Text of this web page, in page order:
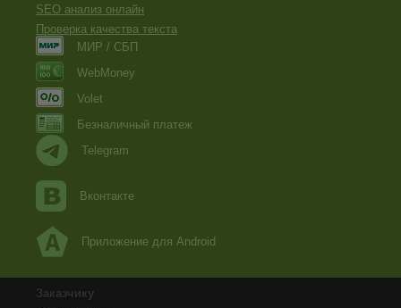
SEO анализ онлайн
Проверка качества текста
МИР / СБП
WebMoney
Volet
Безналичный платеж
Telegram
Вконтакте
Приложение для Android
Заказчику